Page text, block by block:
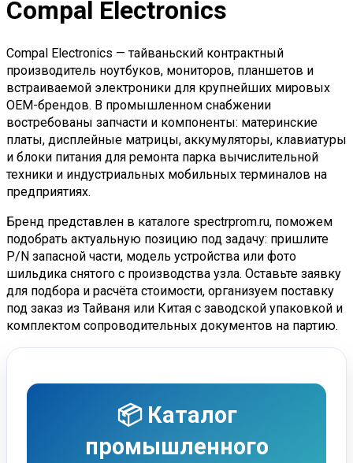
Compal Electronics
Compal Electronics — тайваньский контрактный
производитель ноутбуков, мониторов, планшетов и
встраиваемой электроники для крупнейших мировых
OEM-брендов. В промышленном снабжении
востребованы запчасти и компоненты: материнские
платы, дисплейные матрицы, аккумуляторы, клавиатуры
и блоки питания для ремонта парка вычислительной
техники и индустриальных мобильных терминалов на
предприятиях.
Бренд представлен в каталоге spectrprom.ru, поможем
подобрать актуальную позицию под задачу: пришлите
P/N запасной части, модель устройства или фото
шильдика снятого с производства узла. Оставьте заявку
для подбора и расчёта стоимости, организуем поставку
под заказ из Тайваня или Китая с заводской упаковкой и
комплектом сопроводительных документов на партию.
📦 Каталог
промышленного